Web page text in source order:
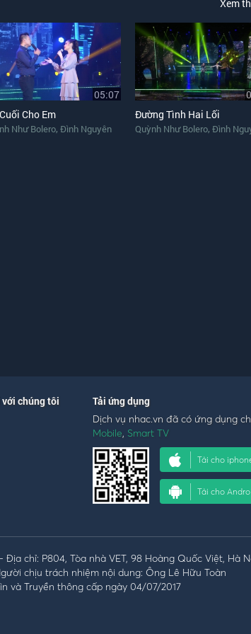
Xem
05:07
Cho Em
Như Bolero, Đình Nguyên
Đường Tình Hai Lối
Quỳnh Như Bolero, Đình
với chúng tôi Tải ứng dụng
Dịch vụ nhac.vn đã có ứng dụng
Mobile, Smart TV
Tải cho
Tải cho
chỉ: P804, Tòa nhà VET, 98 Hoàng Quốc Việt, Hà
chịu trách nhiệm nội dung: Ông Lê Hữu Toàn
và Truyền thông cấp ngày 04/07/2017